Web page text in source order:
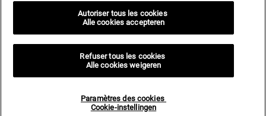
S’INSCRIRE
Informations sur le fabricant
Paramètres des cookies
Cookie-instellingen
Refuser tous les cookies
Alle cookies weigeren
Autoriser tous les cookies
Alle cookies accepteren